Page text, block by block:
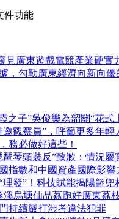
件功能
見廣東遊戲電競產業硬實
，勾勒廣東經濟向新向優
之子”吳俊樂為韶關“花式
觀察員”，呼籲更多年輕
務必做好這些！
琴頭裝反”致歉：情況
指數和中國資產國際影響
理發”！科技賦能揭陽籃兜
溪烏塘仙品荔跑好廣東荔
持續嚴打涉考違法犯罪